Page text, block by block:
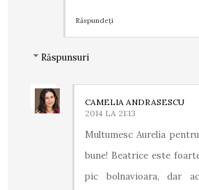
Răspundeți
Răspunsuri
CAMELIA ANDRASESCU
2014 LA 21:13
Multumesc Aurelia
bune! Beatrice este
pic bolnavioara, dar